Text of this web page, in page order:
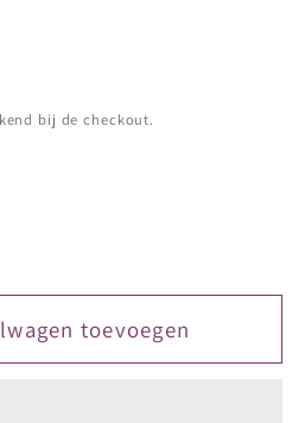
bij de checkout.
toevoegen